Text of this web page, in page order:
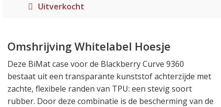
Uitverkocht
Omshrijving Whitelabel Hoesje
Deze BiMat case voor de Blackberry Curve 9360
bestaat uit een transparante kunststof achterzijde met
zachte, flexibele randen van TPU: een stevig soort
rubber. Door deze combinatie is de bescherming van de